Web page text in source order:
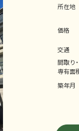
所在地
価格
交通
間取り・
専有面
築年月